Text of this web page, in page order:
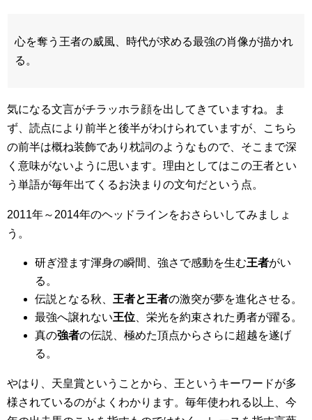
心を奪う王者の威風、時代が求める最強の肖像が描かれ
る。
気になる文言がチラッホラ顔を出してきていますね。ま
ず、読点により前半と後半がわけられていますが、こちら
の前半は概ね装飾であり枕詞のようなもので、そこまで深
く意味がないように思います。理由としてはこの王者とい
う単語が毎年出てくるお決まりの文句だという点。
2011年～2014年のヘッドラインをおさらいしてみましょ
う。
研ぎ澄ます渾身の瞬間、強さで感動を生む王者がい
る。
伝説となる秋、 王者と王者の激突が夢を進化させる。
最強へ譲れない王位 、栄光を約束された勇者が躍る。
真の強者の伝説、極めた頂点からさらに超越を遂げ
る。
やはり、天皇賞ということから、王というキーワードが多
様されているのがよくわかります。毎年使われる以上、今